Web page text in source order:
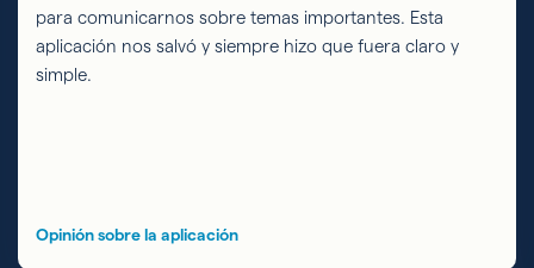
para comunicarnos sobre temas importantes. Esta
aplicación nos salvó y siempre hizo que fuera claro y
simple.
Opinión sobre la aplicación